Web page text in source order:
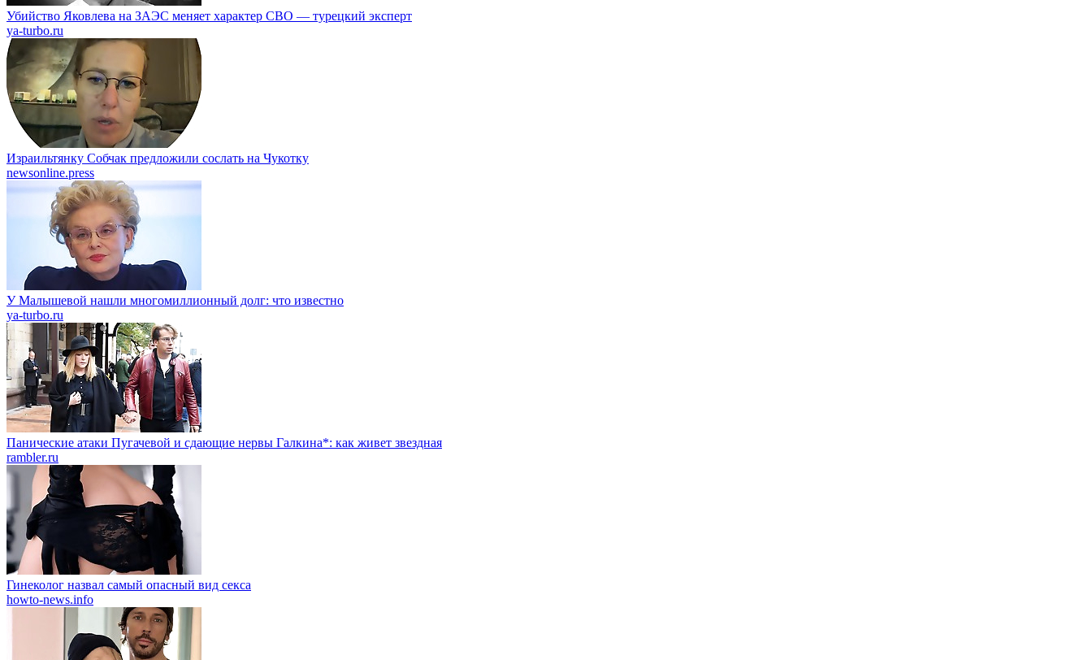
Убийство Яковлева на ЗАЭС меняет характер СВО — турецкий эксперт
ya-turbo.ru
Израильтянку Собчак предложили сослать на Чукотку
newsonline.press
У Малышевой нашли многомиллионный долг: что известно
ya-turbo.ru
Панические атаки Пугачевой и сдающие нервы Галкина*: как живет звездная
rambler.ru
Гинеколог назвал самый опасный вид секса
howto-news.info